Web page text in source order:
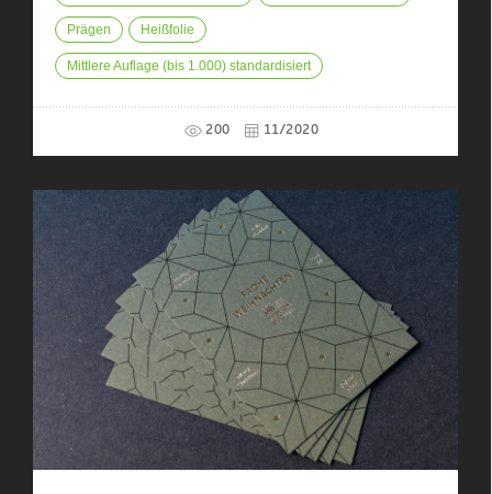
Prägen Heißfolie
Mittlere Auflage (bis 1.000) standardisiert
200 11/2020